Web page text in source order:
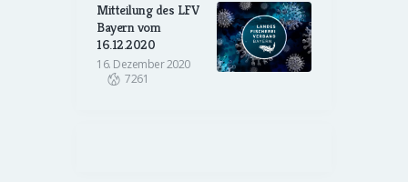
Mitteilung des LFV
Bayern vom
16.12.2020
16. Dezember 2020
7261